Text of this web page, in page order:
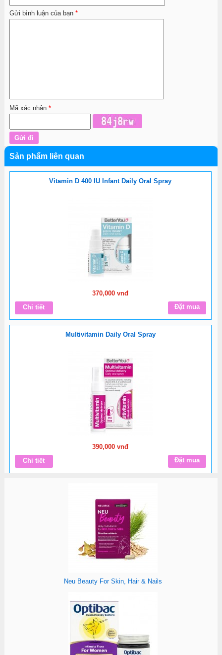
Gửi bình luận của bạn *
Mã xác nhận *
Sản phẩm liên quan
Vitamin D 400 IU Infant Daily Oral Spray
370,000 vnđ
Chi tiết
Đặt mua
Multivitamin Daily Oral Spray
390,000 vnđ
Chi tiết
Đặt mua
Neu Beauty For Skin, Hair & Nails